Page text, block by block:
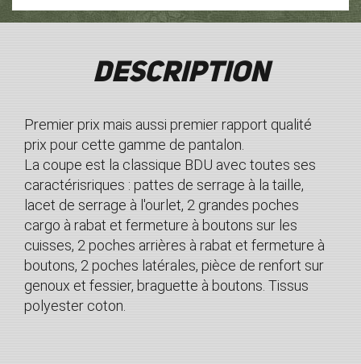
Description
Premier prix mais aussi premier rapport qualité
prix pour cette gamme de pantalon.
La coupe est la classique BDU avec toutes ses
caractérisriques : pattes de serrage à la taille,
lacet de serrage à l'ourlet, 2 grandes poches
cargo à rabat et fermeture à boutons sur les
cuisses, 2 poches arrières à rabat et fermeture à
boutons, 2 poches latérales, pièce de renfort sur
genoux et fessier, braguette à boutons. Tissus
polyester coton.